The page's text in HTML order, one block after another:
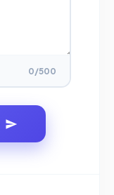
0/500